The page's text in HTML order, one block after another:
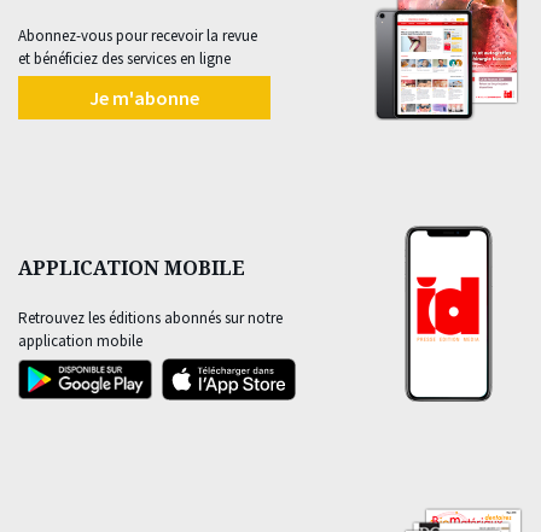
Abonnez-vous pour recevoir la revue
et bénéficiez des services en ligne
Je m'abonne
APPLICATION MOBILE
Retrouvez les éditions abonnés sur notre
application mobile